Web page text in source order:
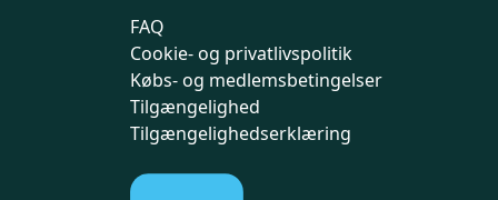
FAQ
Cookie- og privatlivspolitik
Købs- og medlemsbetingelser
Tilgængelighed
Tilgængelighedserklæring